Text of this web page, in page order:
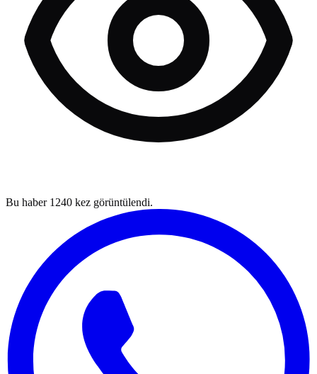
Bu haber 1240 kez görüntülendi.